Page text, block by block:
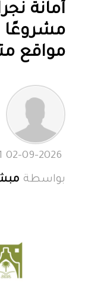
مشروعًا
مواقع
بواسطة